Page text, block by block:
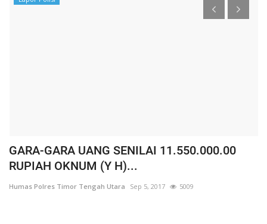
GARA-GARA UANG SENILAI 11.550.000.00
RUPIAH OKNUM (Y H)...
Humas Polres Timor Tengah Utara Sep 5, 2017 5009